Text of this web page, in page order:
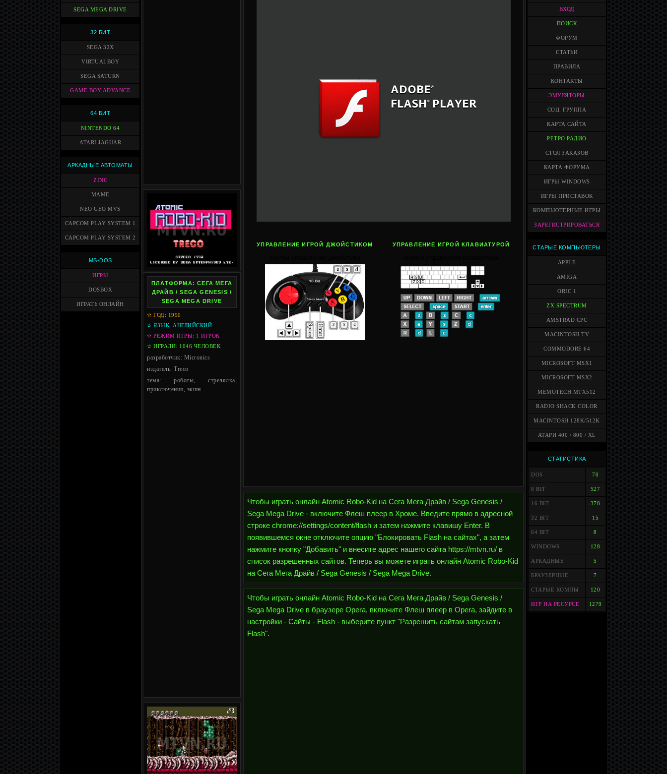
SEGA MEGA DRIVE
32 БИТ
SEGA 32X
VIRTUALBOY
SEGA SATURN
GAME BOY ADVANCE
64 БИТ
NINTENDO 64
ATARI JAGUAR
АРКАДНЫЕ АВТОМАТЫ
ZINC
MAME
NEO GEO MVS
CAPCOM PLAY SYSTEM 1
CAPCOM PLAY SYSTEM 2
MS-DOS
ИГРЫ
DOSBOX
ИГРАТЬ ОНЛАЙН
ПЛАТФОРМА: СЕГА МЕГА
ДРАЙВ / SEGA GENESIS /
SEGA MEGA DRIVE
✫ ГОД: 1990
✫ ЯЗЫК: АНГЛИЙСКИЙ
✫ РЕЖИМ ИГРЫ: 1 ИГРОК
✫ ИГРАЛИ: 1046 ЧЕЛОВЕК
разработчик: Micronics
издатель: Treco
тема: роботы, стрелялка,
приключения, экшн
УПРАВЛЕНИЕ ИГРОЙ ДЖОЙСТИКОМ УПРАВЛЕНИЕ ИГРОЙ КЛАВИАТУРОЙ
Чтобы играть онлайн Atomic Robo-Kid на Сега Мега Драйв / Sega Genesis /
Sega Mega Drive - включите Флеш плеер в Хроме. Введите прямо в адресной
строке chrome://settings/content/flash и затем нажмите клавишу Enter. В
появившемся окне отключите опцию "Блокировать Flash на сайтах", а затем
нажмите кнопку "Добавить" и внесите адрес нашего сайта https://mtvn.ru/ в
список разрешенных сайтов. Теперь вы можете играть онлайн Atomic Robo-Kid
на Сега Мега Драйв / Sega Genesis / Sega Mega Drive.
Чтобы играть онлайн Atomic Robo-Kid на Сега Мега Драйв / Sega Genesis /
Sega Mega Drive в браузере Opera, включите Флеш плеер в Opera, зайдите в
настройки - Сайты - Flash - выберите пункт "Разрешить сайтам запускать
Flash".
ВХОД
ПОИСК
ФОРУМ
СТАТЬИ
ПРАВИЛА
КОНТАКТЫ
ЭМУЛЯТОРЫ
СОЦ. ГРУППА
КАРТА САЙТА
РЕТРО РАДИО
СТОЛ ЗАКАЗОВ
КАРТА ФОРУМА
ИГРЫ WINDOWS
ИГРЫ ПРИСТАВОК
КОМПЬЮТЕРНЫЕ ИГРЫ
ЗАРЕГИСТРИРОВАТЬСЯ
СТАРЫЕ КОМПЬЮТЕРЫ
APPLE
AMIGA
ORIC 1
ZX SPECTRUM
AMSTRAD CPC
MACINTOSH TV
COMMODORE 64
MICROSOFT MSX1
MICROSOFT MSX2
MEMOTECH MTX512
RADIO SHACK COLOR
MACINTOSH 128K/512K
АТАРИ 400 / 800 / XL
СТАТИСТИКА
DOS 70
8 BIT 527
16 BIT 378
32 BIT 15
64 BIT 8
WINDOWS 128
АРКАДНЫЕ 5
БРАУЗЕРНЫЕ 7
СТАРЫЕ КОМПЫ 120
ИГР НА РЕСУРСЕ 1279